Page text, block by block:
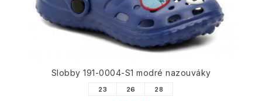
Slobby 191-0004-S1 modré nazouváky
23 26 28